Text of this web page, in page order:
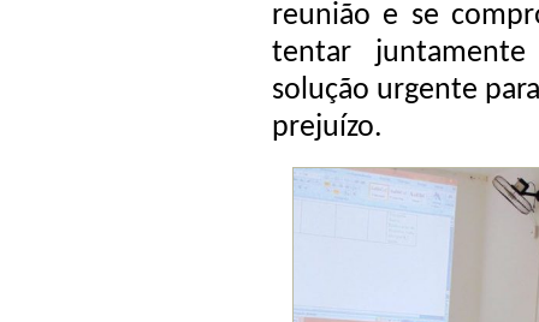
reunião e se
tentar
solução urgente
prejuízo.